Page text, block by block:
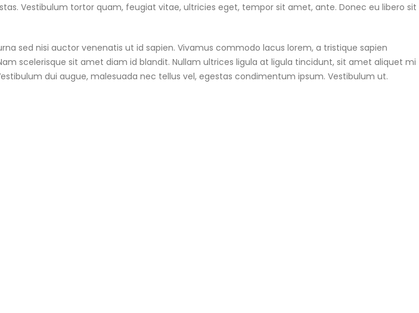
Vestibulum tortor quam, feugiat vitae, ultricies eget, tempor sit amet, ante. Donec eu libero sit
sed nisi auctor venenatis ut id sapien. Vivamus commodo lacus lorem, a tristique sapien
scelerisque sit amet diam id blandit. Nullam ultrices ligula at ligula tincidunt, sit amet aliquet mi
dui augue, malesuada nec tellus vel, egestas condimentum ipsum. Vestibulum ut.